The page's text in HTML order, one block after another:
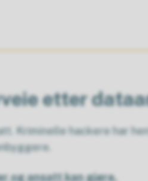
etter
Kriminelle hackere har
og ansatt kan gjøre.